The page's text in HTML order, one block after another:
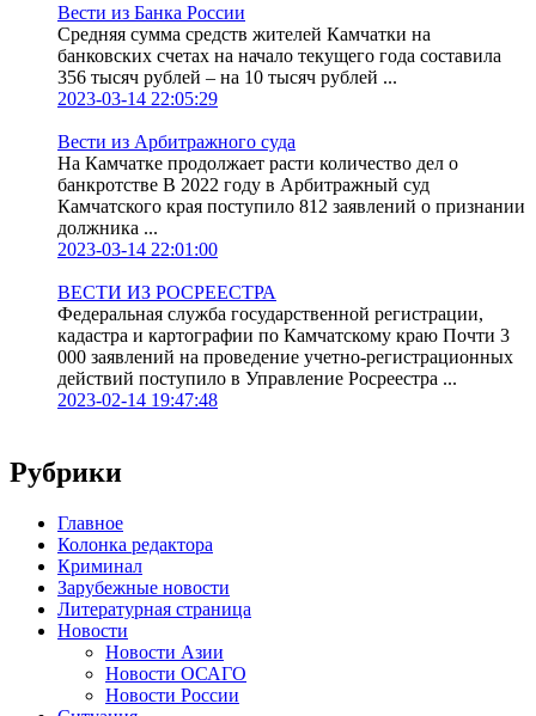
Вести из Банка России
Средняя сумма средств жителей Камчатки на
банковских счетах на начало текущего года составила
356 тысяч рублей – на 10 тысяч рублей ...
2023-03-14 22:05:29
Вести из Арбитражного суда
На Камчатке продолжает расти количество дел о
банкротстве В 2022 году в Арбитражный суд
Камчатского края поступило 812 заявлений о признании
должника ...
2023-03-14 22:01:00
ВЕСТИ ИЗ РОСРЕЕСТРА
Федеральная служба государственной регистрации,
кадастра и картографии по Камчатскому краю Почти 3
000 заявлений на проведение учетно-регистрационных
действий поступило в Управление Росреестра ...
2023-02-14 19:47:48
Рубрики
Главное
Колонка редактора
Криминал
Зарубежные новости
Литературная страница
Новости
Новости Азии
Новости ОСАГО
Новости России